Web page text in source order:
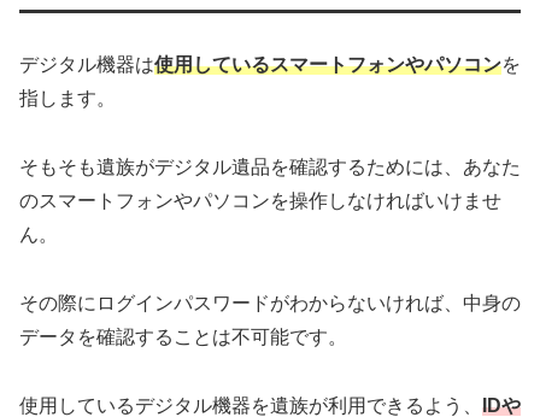
デジタル機器は使用しているスマートフォンやパソコンを
指します。
そもそも遺族がデジタル遺品を確認するためには、あなた
のスマートフォンやパソコンを操作しなければいけませ
ん。
その際にログインパスワードがわからないければ、中身の
データを確認することは不可能です。
使用しているデジタル機器を遺族が利用できるよう、 IDや